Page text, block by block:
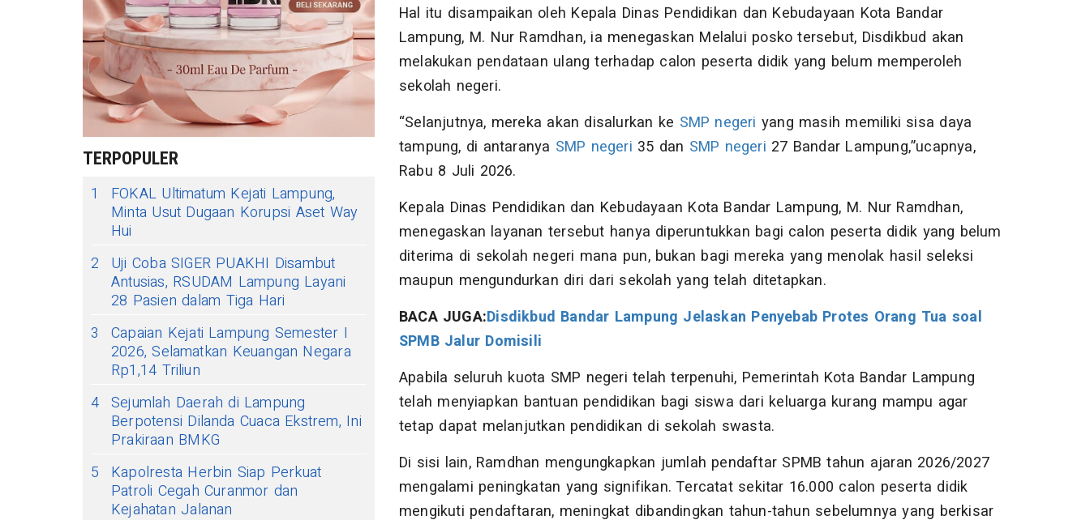
TERPOPULER
1
FOKAL Ultimatum Kejati Lampung,
Minta Usut Dugaan Korupsi Aset Way
Hui
2
Uji Coba SIGER PUAKHI Disambut
Antusias, RSUDAM Lampung Layani
28 Pasien dalam Tiga Hari
3
Capaian Kejati Lampung Semester I
2026, Selamatkan Keuangan Negara
Rp1,14 Triliun
4 Sejumlah Daerah di Lampung
Berpotensi Dilanda Cuaca Ekstrem, Ini
Prakiraan BMKG
5
Kapolresta Herbin Siap Perkuat
Patroli Cegah Curanmor dan
Kejahatan Jalanan
Hal itu disampaikan oleh Kepala Dinas Pendidikan dan Kebudayaan Kota Bandar
Lampung, M. Nur Ramdhan, ia menegaskan Melalui posko tersebut, Disdikbud akan
melakukan pendataan ulang terhadap calon peserta didik yang belum memperoleh
sekolah negeri.
“Selanjutnya, mereka akan disalurkan ke SMP negeri yang masih memiliki sisa daya
tampung, di antaranya SMP negeri 35 dan SMP negeri 27 Bandar Lampung,”ucapnya,
Rabu 8 Juli 2026.
Kepala Dinas Pendidikan dan Kebudayaan Kota Bandar Lampung, M. Nur Ramdhan,
menegaskan layanan tersebut hanya diperuntukkan bagi calon peserta didik yang belum
diterima di sekolah negeri mana pun, bukan bagi mereka yang menolak hasil seleksi
maupun mengundurkan diri dari sekolah yang telah ditetapkan.
BACA JUGA:Disdikbud Bandar Lampung Jelaskan Penyebab Protes Orang Tua soal
SPMB Jalur Domisili
Apabila seluruh kuota SMP negeri telah terpenuhi, Pemerintah Kota Bandar Lampung
telah menyiapkan bantuan pendidikan bagi siswa dari keluarga kurang mampu agar
tetap dapat melanjutkan pendidikan di sekolah swasta.
Di sisi lain, Ramdhan mengungkapkan jumlah pendaftar SPMB tahun ajaran 2026/2027
mengalami peningkatan yang signifikan. Tercatat sekitar 16.000 calon peserta didik
mengikuti pendaftaran, meningkat dibandingkan tahun-tahun sebelumnya yang berkisar